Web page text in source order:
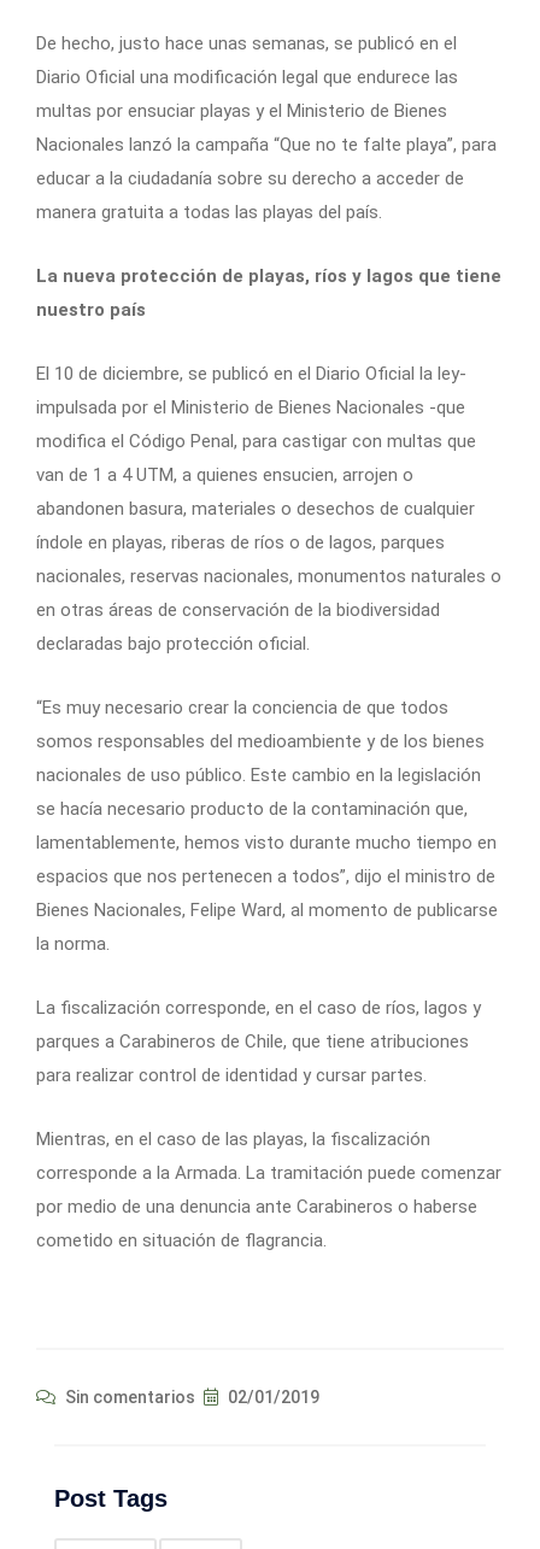
De hecho, justo hace unas semanas, se publicó en el
Diario Oficial una modificación legal que endurece las
multas por ensuciar playas y el Ministerio de Bienes
Nacionales lanzó la campaña “Que no te falte playa”, para
educar a la ciudadanía sobre su derecho a acceder de
manera gratuita a todas las playas del país.
La nueva protección de playas, ríos y lagos que tiene
nuestro país
El 10 de diciembre, se publicó en el Diario Oficial la ley-
impulsada por el Ministerio de Bienes Nacionales -que
modifica el Código Penal, para castigar con multas que
van de 1 a 4 UTM, a quienes ensucien, arrojen o
abandonen basura, materiales o desechos de cualquier
índole en playas, riberas de ríos o de lagos, parques
nacionales, reservas nacionales, monumentos naturales o
en otras áreas de conservación de la biodiversidad
declaradas bajo protección oficial.
“Es muy necesario crear la conciencia de que todos
somos responsables del medioambiente y de los bienes
nacionales de uso público. Este cambio en la legislación
se hacía necesario producto de la contaminación que,
lamentablemente, hemos visto durante mucho tiempo en
espacios que nos pertenecen a todos”, dijo el ministro de
Bienes Nacionales, Felipe Ward, al momento de publicarse
la norma.
La fiscalización corresponde, en el caso de ríos, lagos y
parques a Carabineros de Chile, que tiene atribuciones
para realizar control de identidad y cursar partes.
Mientras, en el caso de las playas, la fiscalización
corresponde a la Armada. La tramitación puede comenzar
por medio de una denuncia ante Carabineros o haberse
cometido en situación de flagrancia.
Sin comentarios 02/01/2019
Post Tags